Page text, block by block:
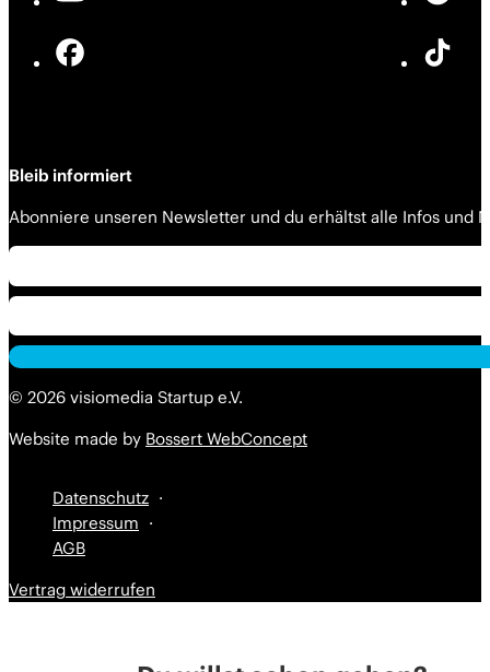
Bleib informiert
Abonniere unseren Newsletter und du erhältst alle Infos und
© 2026 visiomedia Startup e.V.
Website made by Bossert WebConcept
Datenschutz
Impressum
AGB
Vertrag widerrufen